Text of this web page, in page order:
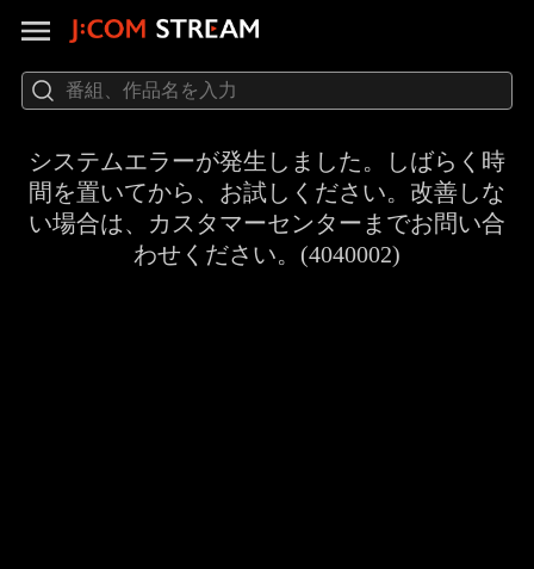
システムエラーが発生しました。しばらく時
間を置いてから、お試しください。改善しな
い場合は、カスタマーセンターまでお問い合
わせください。(4040002)